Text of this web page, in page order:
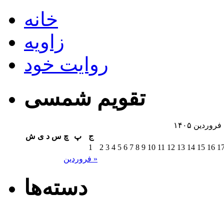
خانه
زاویه
روایت خود
تقویم شمسی
فروردین ۱۴۰۵
ش ی د س چ پ ج
فروردین »
1 2 3 4 5 6 7 8 9 10 11 12 13 14 15 16
دسته‌ها